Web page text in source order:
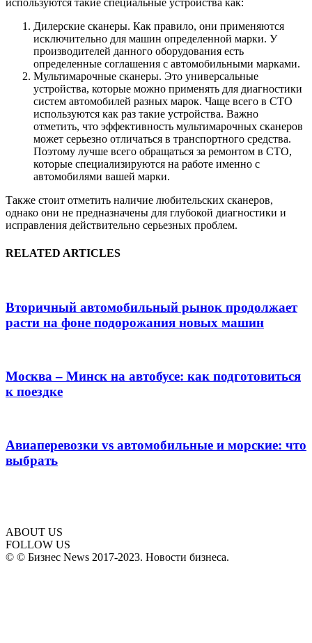
используются такие специальные устройства как:
Дилерские сканеры. Как правило, они применяются
исключительно для машин определенной марки. У
производителей данного оборудования есть
определенные соглашения с автомобильными марками.
Мультимарочные сканеры. Это универсальные
устройства, которые можно применять для диагностики
систем автомобилей разных марок. Чаще всего в СТО
используются как раз такие устройства. Важно
отметить, что эффективность мультимарочных сканеров
может серьезно отличаться в транспортного средства.
Поэтому лучше всего обращаться за ремонтом в СТО,
которые специализируются на работе именно с
автомобилями вашей марки.
Также стоит отметить наличие любительских сканеров,
однако они не предназначены для глубокой диагностики и
исправления действительно серьезных проблем.
RELATED ARTICLES
Вторичный автомобильный рынок продолжает
расти на фоне подорожания новых машин
Москва – Минск на автобусе: как подготовиться
к поездке
Авиаперевозки vs автомобильные и морские: что
выбрать
ABOUT US
FOLLOW US
© © Бизнес News 2017-2023. Новости бизнеса.